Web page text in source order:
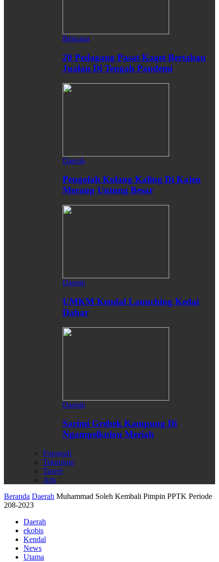
Bencana
20 Pedagang Pasat Kaget Bertahan
Jualan Di Tengah Pandemi
Daerah
Pengolah Kolang Kaling Di Kajen
Meraup Untung Besar
Daerah
UMKM Kendal Launching Kedai
Dahar
Daerah
Sarimi Grebek Kampung Di
Ngampelkulon Meriah
Fotografi
Teknologi
Travel
Arts
Beranda Daerah Muhammad Soleh Kembali Pimpin PPTK Periode
208-2023
Daerah
ekobis
Kendal
News
Utama